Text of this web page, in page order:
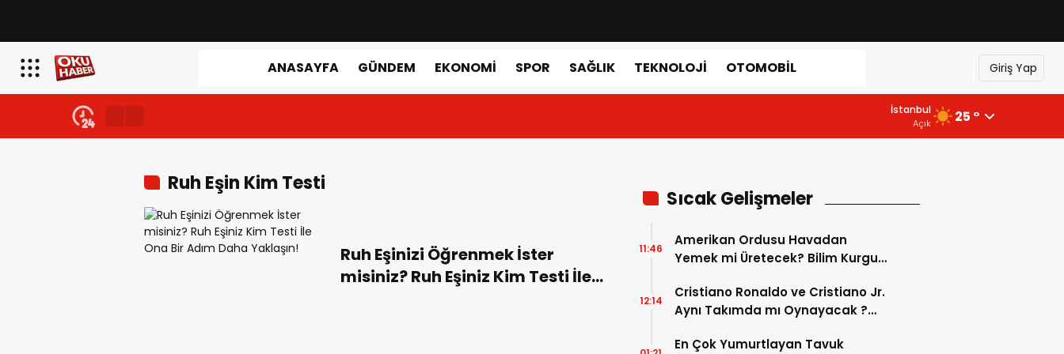
ANASAYFA GÜNDEM EKONOMI SPOR SAĞLIK TEKNOLOJI OTOMOBIL Giriş Yap
İstanbul
Açık 25 °
Ruh Eşin Kim Testi
Ruh Eşinizi Öğrenmek İster
misiniz? Ruh Eşiniz Kim Testi İle
Sıcak Gelişmeler
Amerikan Ordusu Havadan
Yemek mi Üretecek? Bilim Kurgu
11:46
Cristiano Ronaldo ve Cristiano Jr.
Aynı Takımda mı Oynayacak ?
Dönemimi Başlıyor ?
12:14
En Çok Yumurtlayan Tavuk